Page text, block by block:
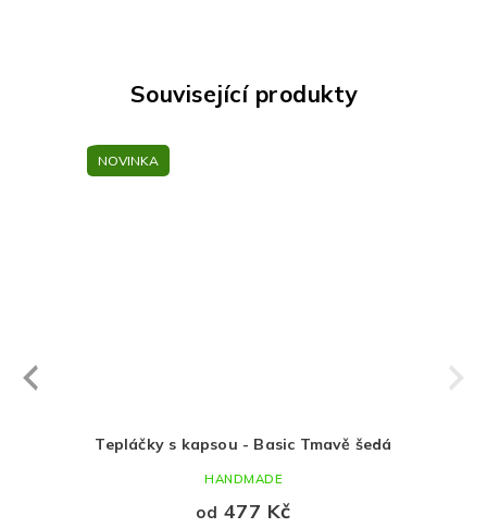
Související produkty
NOVINKA
Tepláčky s kapsou - Basic Tmavě šedá
od 477 Kč
HANDMADE
Next